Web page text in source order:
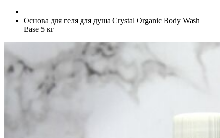
Основа для геля для душа Crystal Organic Body Wash
Base 5 кг